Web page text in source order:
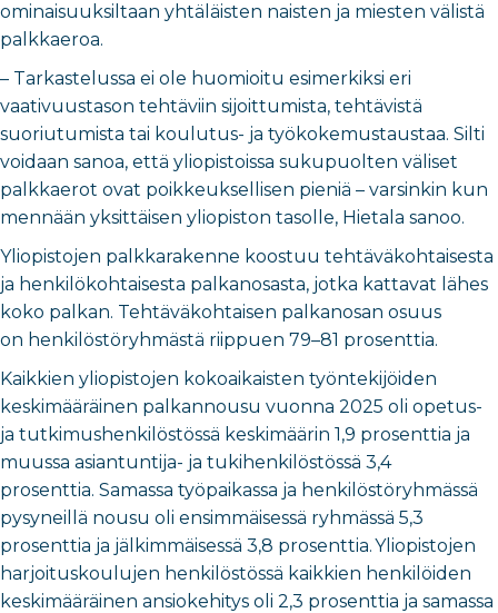
ominaisuuksiltaan yhtäläisten naisten ja miesten välistä
palkkaeroa.
– Tarkastelussa ei ole huomioitu esimerkiksi eri
vaativuustason tehtäviin sijoittumista, tehtävistä
suoriutumista tai koulutus- ja työkokemustaustaa. Silti
voidaan sanoa, että yliopistoissa sukupuolten väliset
palkkaerot ovat poikkeuksellisen pieniä – varsinkin kun
mennään yksittäisen yliopiston tasolle, Hietala sanoo.
Yliopistojen palkkarakenne koostuu tehtäväkohtaisesta
ja henkilökohtaisesta palkanosasta, jotka kattavat lähes
koko palkan. Tehtäväkohtaisen palkanosan osuus
on henkilöstöryhmästä riippuen 79–81 prosenttia.
Kaikkien yliopistojen kokoaikaisten työntekijöiden
keskimääräinen palkannousu vuonna 2025 oli opetus-
ja tutkimushenkilöstössä keskimäärin 1,9 prosenttia ja
muussa asiantuntija- ja tukihenkilöstössä 3,4
prosenttia. Samassa työpaikassa ja henkilöstöryhmässä
pysyneillä nousu oli ensimmäisessä ryhmässä 5,3
prosenttia ja jälkimmäisessä 3,8 prosenttia. Yliopistojen
harjoituskoulujen henkilöstössä kaikkien henkilöiden
keskimääräinen ansiokehitys oli 2,3 prosenttia ja samassa